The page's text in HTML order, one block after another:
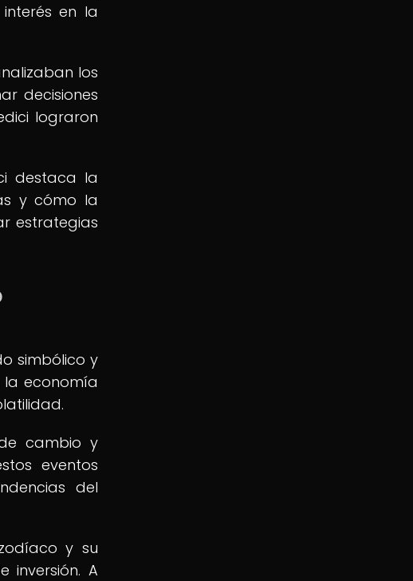
en la
los
decisiones
lograron
destaca la
y cómo la
estrategias
simbólico y
la economía
cambio y
eventos
del
y su
inversión. A